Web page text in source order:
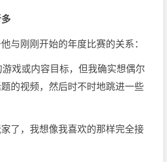
与刚刚开始的年度比赛的关系：
戏或内容目标，但我确实想偶尔
的视频，然后时不时地跳进一些
了，我想像我喜欢的那样完全接